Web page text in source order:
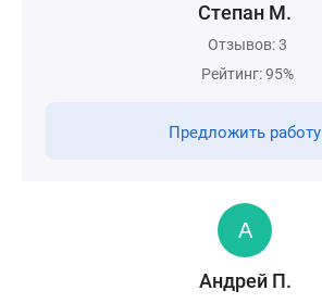
Степан М.
Отзывов: 3
Рейтинг: 95%
Предложить работу
Андрей П.